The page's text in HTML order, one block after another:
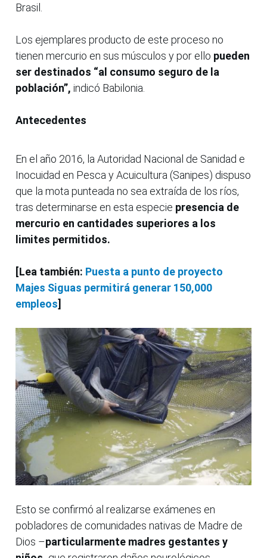
Brasil.
Los ejemplares producto de este proceso no
tienen mercurio en sus músculos y por ello pueden
ser destinados “al consumo seguro de la
población”, indicó Babilonia.
Antecedentes
En el año 2016, la Autoridad Nacional de Sanidad e
Inocuidad en Pesca y Acuicultura (Sanipes) dispuso
que la mota punteada no sea extraída de los ríos,
tras determinarse en esta especie presencia de
mercurio en cantidades superiores a los
limites permitidos.
[Lea también: Puesta a punto de proyecto
Majes Siguas permitirá generar 150,000
empleos]
Esto se confirmó al realizarse exámenes en
pobladores de comunidades nativas de Madre de
Dios –particularmente madres gestantes y